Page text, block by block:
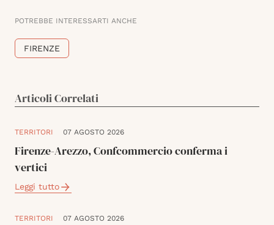
POTREBBE INTERESSARTI ANCHE
FIRENZE
Articoli Correlati
TERRITORI 07 AGOSTO 2026
Firenze-Arezzo, Confcommercio conferma i
vertici
Leggi tutto
TERRITORI 07 AGOSTO 2026